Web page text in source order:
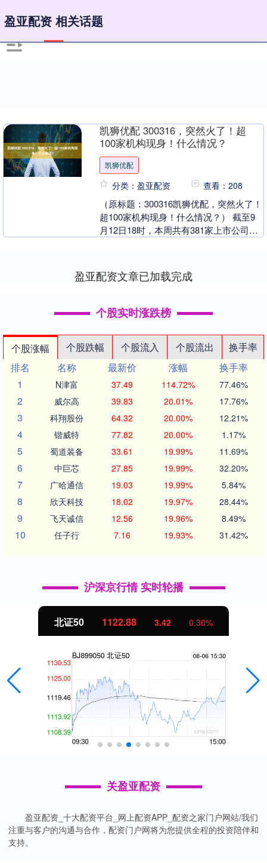
盈亚配资 相关话题
凯狮优配 300316，突然火了！超
100家机构现身！什么情况？
凯狮优配
分类：盈亚配资 查看：208
（原标题：300316凯狮优配，突然火了！
超100家机构现身！什么情况？） 截至9
月12日18时，本周共有381家上市公司披
盈亚配资文章已加载完成
个股实时涨跌榜
个股涨幅 个股跌幅 个股流入 个股流出
换手率
排名
名称 最新价 涨幅
换手率
1
N津富 37.49 114.72% 77.46%
2 威尔高 39.83 20.01% 17.76%
3 科翔股份 64.32 20.00% 12.21%
4 锴威特 77.82 20.00% 1.17%
5 蜀道装备 33.61 19.99% 11.69%
6 中巨芯 27.85 19.99% 32.20%
7 广哈通信 19.03 19.99% 5.84%
8 欣天科技 18.02 19.97% 28.44%
9 飞天诚信 12.56 19.96% 8.49%
10 任子行 7.16 19.93% 31.42%
沪深京行情 实时轮播
北证50 1122.88 3.42 0.30%
关盈亚配资
盈亚配资_十大配资平台_网上配资APP_配资之家门户网站/我们
注重与客户的沟通与合作，配资门户网将为您提供全程的投资陪伴和
支持。